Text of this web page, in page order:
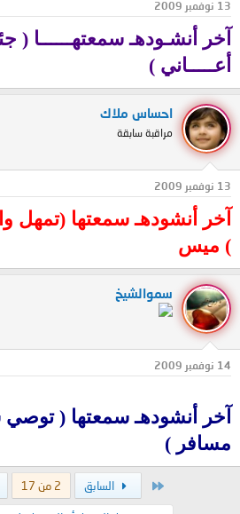
13 نوفمبر 2009
آخر أنشـودهـ
أعـــــاني )
احساس ملاك
مراقبة سابقة
13 نوفمبر 2009
آخر أنشودهـ سمعتها (تمهل
) ميس
سموالشيخ
14 نوفمبر 2009
آخر أنشودهـ سمعتها ( توصي
مسافر )
السابق 2 من 17